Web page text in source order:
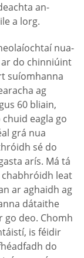
an-
a lorg.
nua-
do chinniúint
suíomhanna
ag
60 bliain,
eagla go
grá nua
sé do
arís. Má tá
leat
ar aghaidh ag
dátaithe
go deo. Chomh
is féidir
do